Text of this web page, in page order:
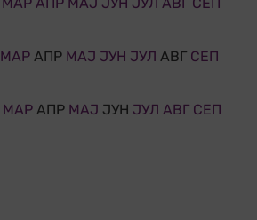
МАР АПР МАЈ ЈУН ЈУЛ АВГ СЕП
МАР АПР МАЈ ЈУН ЈУЛ АВГ СЕП